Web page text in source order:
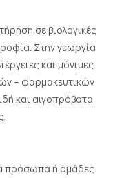
σε βιολογικές
Στην γεωργία
και μόνιμες
– φαρμακευτικών
και αιγοπρόβατα
πρόσωπα ή ομάδες